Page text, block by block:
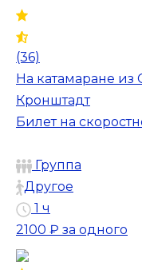
(36)
На катамаране из
Кронштадт
Билет на
Группа
Другое
1 ч
2100 ₽ за одного